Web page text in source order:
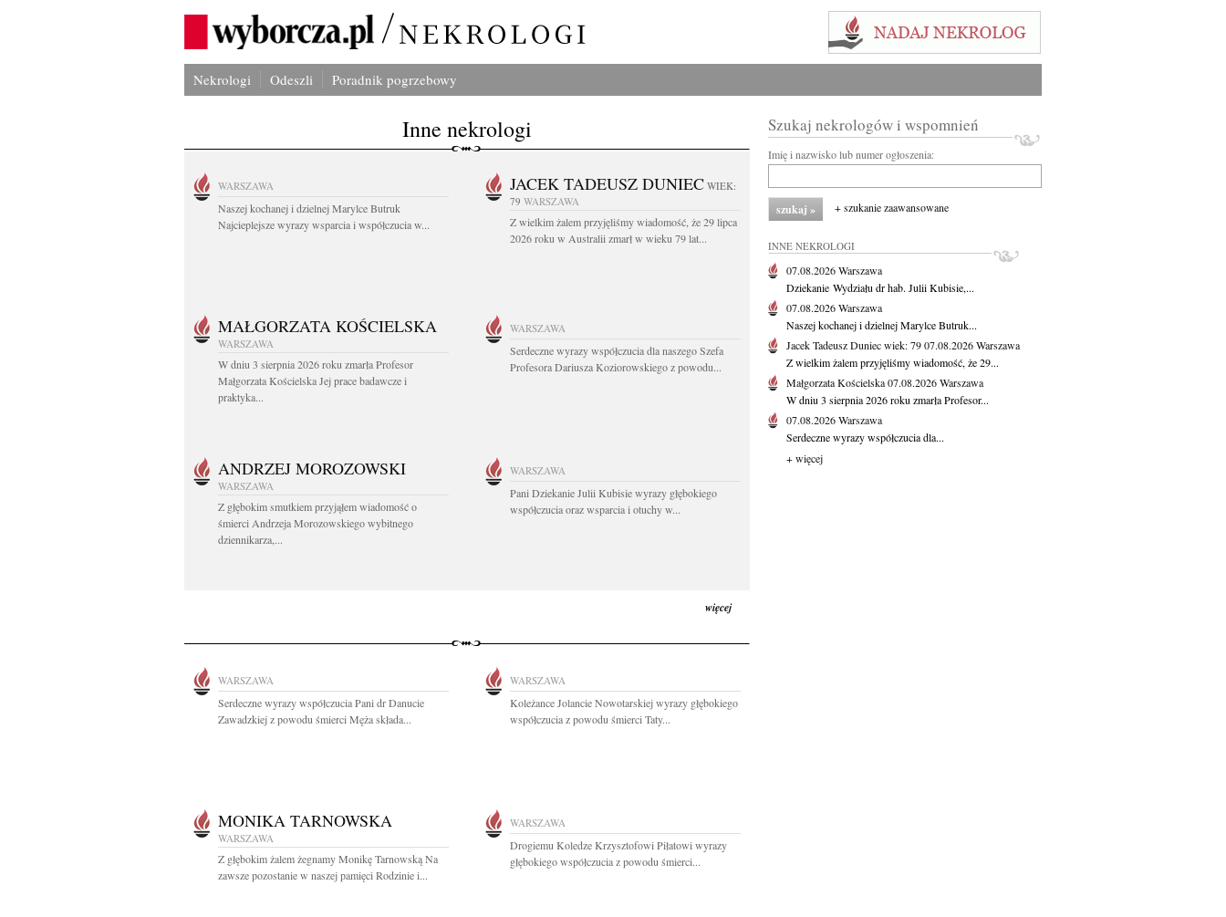
Nekrologi Odeszli Poradnik pogrzebowy
Inne nekrologi
WARSZAWA
Naszej kochanej i dzielnej Marylce Butruk
Najcieplejsze wyrazy wsparcia i współczucia w...
JACEK TADEUSZ DUNIEC WIEK:
79 WARSZAWA
Z wielkim żalem przyjęliśmy wiadomość, że 29 lipca
2026 roku w Australii zmarł w wieku 79 lat...
MAŁGORZATA KOŚCIELSKA
WARSZAWA
W dniu 3 sierpnia 2026 roku zmarła Profesor
Małgorzata Kościelska Jej prace badawcze i
praktyka...
WARSZAWA
Serdeczne wyrazy współczucia dla naszego Szefa
Profesora Dariusza Koziorowskiego z powodu...
ANDRZEJ MOROZOWSKI
WARSZAWA
Z głębokim smutkiem przyjąłem wiadomość o
śmierci Andrzeja Morozowskiego wybitnego
dziennikarza,...
WARSZAWA
Pani Dziekanie Julii Kubisie wyrazy głębokiego
współczucia oraz wsparcia i otuchy w...
więcej
WARSZAWA
Serdeczne wyrazy współczucia Pani dr Danucie
Zawadzkiej z powodu śmierci Męża składa...
WARSZAWA
Koleżance Jolancie Nowotarskiej wyrazy głębokiego
współczucia z powodu śmierci Taty...
MONIKA TARNOWSKA
WARSZAWA
Z głębokim żalem żegnamy Monikę Tarnowską Na
zawsze pozostanie w naszej pamięci Rodzinie i...
WARSZAWA
Drogiemu Koledze Krzysztofowi Piłatowi wyrazy
głębokiego współczucia z powodu śmierci...
Szukaj nekrologów i wspomnień
Imię i nazwisko lub numer ogłoszenia:
+ szukanie zaawansowane
INNE NEKROLOGI
07.08.2026Warszawa
Dziekanie Wydziału dr hab. Julii Kubisie,...
07.08.2026Warszawa
Naszej kochanej i dzielnej Marylce Butruk...
Jacek Tadeusz Duniecwiek: 7907.08.2026Warszawa
Z wielkim żalem przyjęliśmy wiadomość, że 29...
Małgorzata Kościelska07.08.2026Warszawa
W dniu 3 sierpnia 2026 roku zmarła Profesor...
07.08.2026Warszawa
Serdeczne wyrazy współczucia dla...
+ więcej